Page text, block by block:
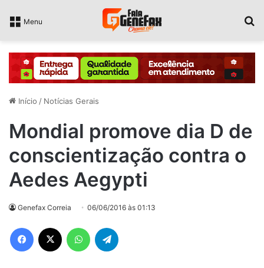
Menu
Início / Notícias Gerais
Mondial promove dia D de
conscientização contra o
Aedes Aegypti
Genefax Correia 06/06/2016 às 01:13
Facebook WhatsApp